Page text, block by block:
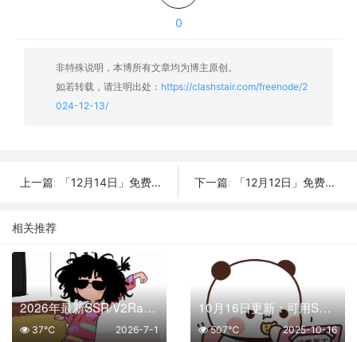
0
非特殊说明，本博所有文章均为博主原创。
如若转载，请注明出处： https://clashstair.com/freenode/2
024-12-13/
上一篇: 「12月14日」免费节点数量26个，SSR/V2ray/Shadowrocket/Clash订阅链接 下一篇: 「12月12日」免费节点数量31个，SSR/V2ray/Shadowrocket/Clash订阅链接
相关推荐
2026年最新SSR/V2Ray/Clash节点分享 | 7月1日实时可用
2026-7-1
37℃
10月16日更新：可用SSR/V2Ray/Clash免费节点全集（25条）
2025-10-16
507℃